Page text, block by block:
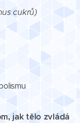
cukrů)
jak tělo zvládá